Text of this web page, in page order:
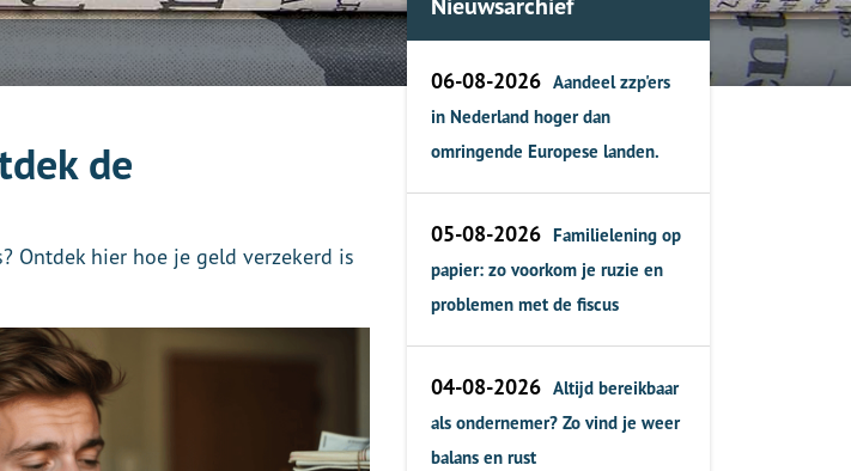
de
Ontdek hier hoe je geld verzekerd is
06-08-2026 Aandeel zzp'ers
in Nederland hoger dan
omringende Europese landen.
05-08-2026 Familielening op
papier: zo voorkom je ruzie en
problemen met de fiscus
04-08-2026 Altijd bereikbaar
als ondernemer? Zo vind je weer
balans en rust